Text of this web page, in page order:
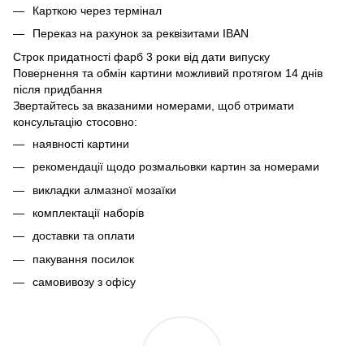
Карткою через термінал
Переказ на рахунок за реквізитами IBAN
Строк придатності фарб 3 роки від дати випуску
Повернення та обмін картини можливий протягом 14 днів
після придбання
Звертайтесь за вказаними номерами, щоб отримати
консультацію стосовно:
наявності картини
рекомендації щодо розмальовки картин за номерами
викладки алмазної мозаїки
комплектації наборів
доставки та оплати
пакування посилок
самовивозу з офісу